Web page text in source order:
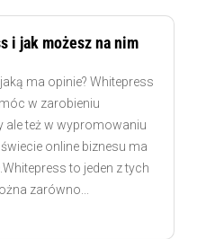
i jak możesz na nim
ma opinie? Whitepress
w zarobieniu
ale też w wypromowaniu
online biznesu ma
to jeden z tych
zarówno...